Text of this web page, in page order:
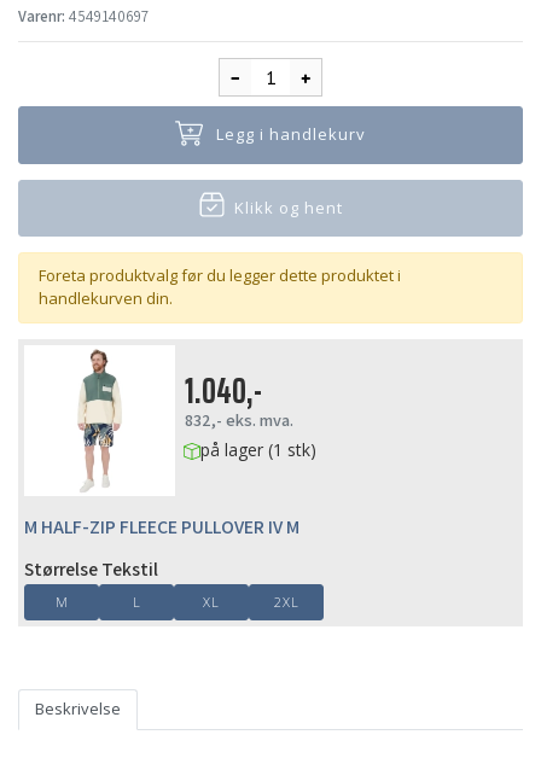
Varenr: 4549140697
Legg i handlekurv
Klikk og hent
Foreta produktvalg før du legger dette produktet i
handlekurven din.
1.040,-
832,- eks. mva.
på lager (1 stk)
M HALF-ZIP FLEECE PULLOVER IV M
Størrelse Tekstil
M L XL 2XL
Beskrivelse